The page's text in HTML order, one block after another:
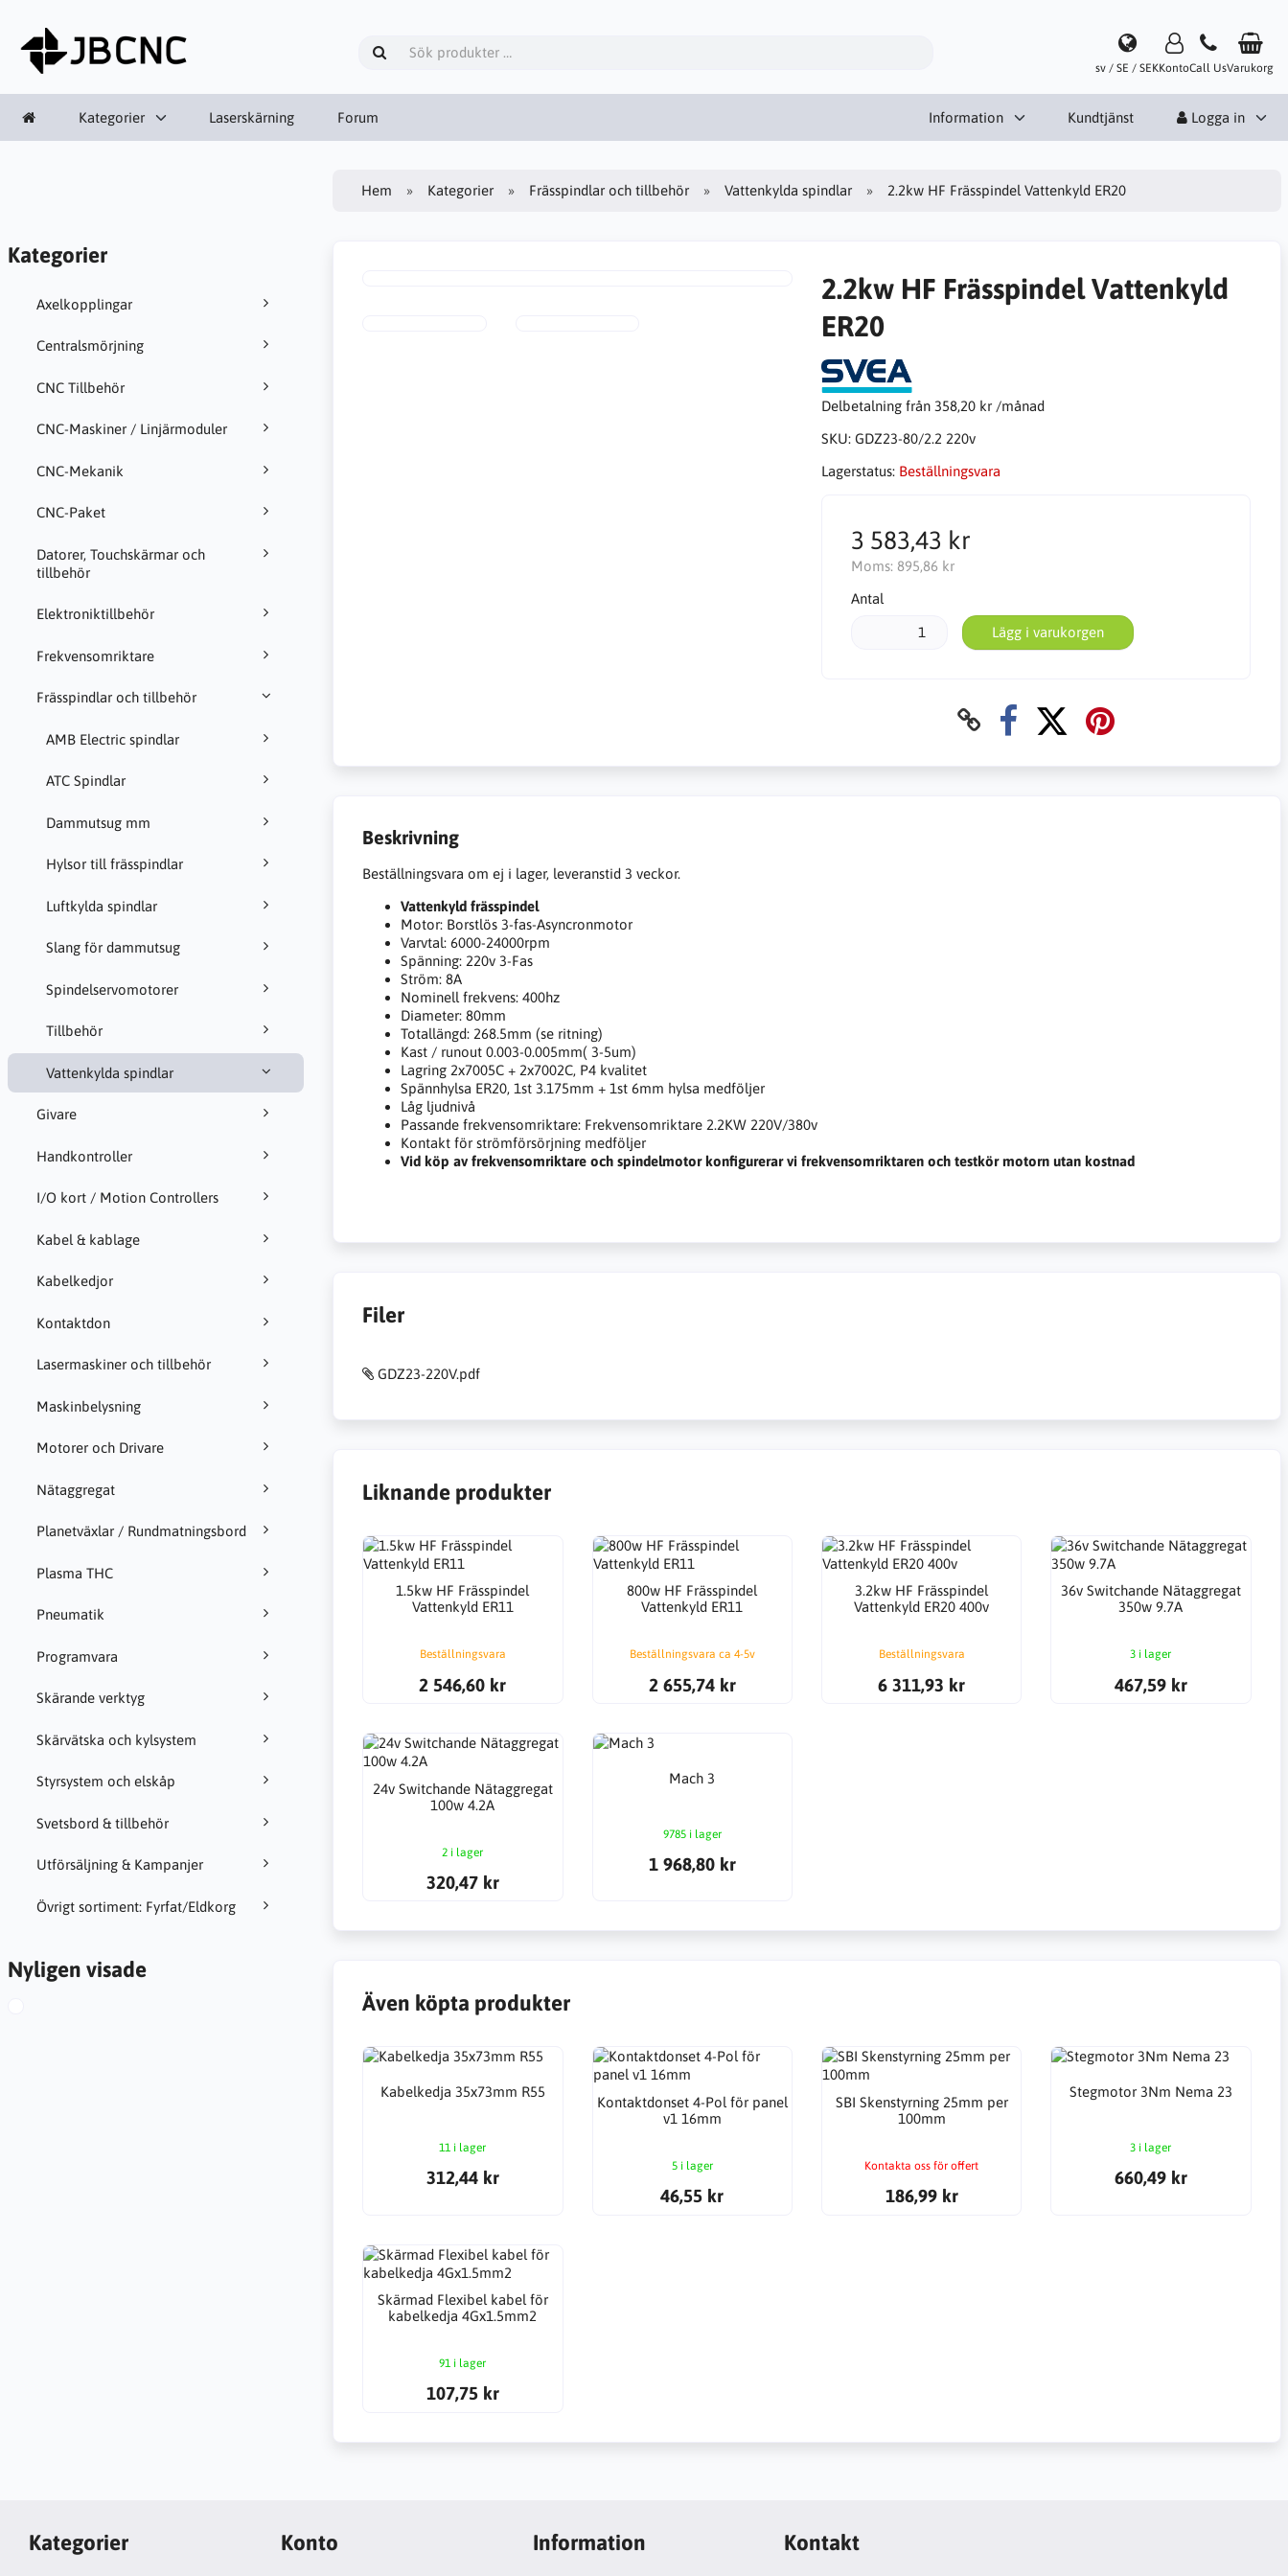
sv / SE / SEKKontoCall UsVarukorg
Kategorier Laserskärning Forum Information Kundtjänst Logga in
Kategorier
Axelkopplingar
Centralsmörjning
CNC Tillbehör
CNC-Maskiner / Linjärmoduler
CNC-Mekanik
CNC-Paket
Datorer, Touchskärmar och
tillbehör
Elektroniktillbehör
Frekvensomriktare
Frässpindlar och tillbehör
AMB Electric spindlar
ATC Spindlar
Dammutsug mm
Hylsor till frässpindlar
Luftkylda spindlar
Slang för dammutsug
Spindelservomotorer
Tillbehör
Vattenkylda spindlar
Givare
Handkontroller
I/O kort / Motion Controllers
Kabel & kablage
Kabelkedjor
Kontaktdon
Lasermaskiner och tillbehör
Maskinbelysning
Motorer och Drivare
Nätaggregat
Planetväxlar / Rundmatningsbord
Plasma THC
Pneumatik
Programvara
Skärande verktyg
Skärvätska och kylsystem
Styrsystem och elskåp
Svetsbord & tillbehör
Utförsäljning & Kampanjer
Övrigt sortiment: Fyrfat/Eldkorg
Nyligen visade
Hem Kategorier Frässpindlar och tillbehör Vattenkylda spindlar 2.2kw HF Frässpindel Vattenkyld ER20
2.2kw HF Frässpindel Vattenkyld
ER20
Delbetalning från 358,20 kr /månad
SKU: GDZ23-80/2.2 220v
Lagerstatus: Beställningsvara
3 583,43 kr
Moms: 895,86 kr
Antal
Lägg i varukorgen
Beskrivning
Beställningsvara om ej i lager, leveranstid 3 veckor.
Vattenkyld frässpindel
Motor: Borstlös 3-fas-Asyncronmotor
Varvtal: 6000-24000rpm
Spänning: 220v 3-Fas
Ström: 8A
Nominell frekvens: 400hz
Diameter: 80mm
Totallängd: 268.5mm (se ritning)
Kast / runout 0.003-0.005mm( 3-5um)
Lagring 2x7005C + 2x7002C, P4 kvalitet
Spännhylsa ER20, 1st 3.175mm + 1st 6mm hylsa medföljer
Låg ljudnivå
Passande frekvensomriktare: Frekvensomriktare 2.2KW 220V/380v
Kontakt för strömförsörjning medföljer
Vid köp av frekvensomriktare och spindelmotor konfigurerar vi frekvensomriktaren och testkör motorn utan kostnad
Filer
GDZ23-220V.pdf
Liknande produkter
1.5kw HF Frässpindel
Vattenkyld ER11
Beställningsvara
2 546,60 kr
800w HF Frässpindel
Vattenkyld ER11
Beställningsvara ca 4-5v
2 655,74 kr
3.2kw HF Frässpindel
Vattenkyld ER20 400v
Beställningsvara
6 311,93 kr
36v Switchande Nätaggregat
350w 9.7A
3 i lager
467,59 kr
24v Switchande Nätaggregat
100w 4.2A
2 i lager
320,47 kr
Mach 3
9785 i lager
1 968,80 kr
Även köpta produkter
Kabelkedja 35x73mm R55
11 i lager
312,44 kr
Kontaktdonset 4-Pol för panel
v1 16mm
5 i lager
46,55 kr
SBI Skenstyrning 25mm per
100mm
Kontakta oss för offert
186,99 kr
Stegmotor 3Nm Nema 23
3 i lager
660,49 kr
Skärmad Flexibel kabel för
kabelkedja 4Gx1.5mm2
91 i lager
107,75 kr
Kategorier Konto Information Kontakt